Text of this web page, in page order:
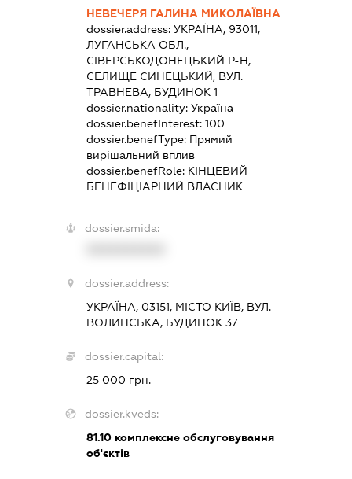
НЕВЕЧЕРЯ ГАЛИНА МИКОЛАЇВНА
dossier.address:УКРАЇНА, 93011,
ЛУГАНСЬКА ОБЛ.,
СІВЕРСЬКОДОНЕЦЬКИЙ Р-Н,
СЕЛИЩЕ СИНЕЦЬКИЙ, ВУЛ.
ТРАВНЕВА, БУДИНОК 1
dossier.nationality:Україна
dossier.benefInterest:100
dossier.benefType: Прямий
вирішальний вплив
dossier.benefRole: КІНЦЕВИЙ
БЕНЕФІЦІАРНИЙ ВЛАСНИК
dossier.smida:
dossier.address:
УКРАЇНА, 03151, МІСТО КИЇВ, ВУЛ.
ВОЛИНСЬКА, БУДИНОК 37
dossier.capital:
25 000 грн.
dossier.kveds:
81.10 комплексне обслуговування
об'єктів